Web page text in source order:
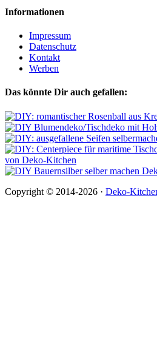
Informationen
Impressum
Datenschutz
Kontakt
Werben
Das könnte Dir auch gefallen:
Copyright © 2014-2026 · Deko-